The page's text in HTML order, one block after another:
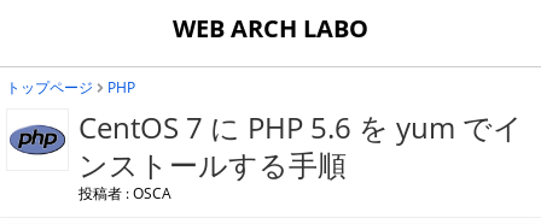
WEB ARCH LABO
トップページ PHP
CentOS 7 に PHP 5.6 を yum でイ
ンストールする手順
投稿者 : OSCA